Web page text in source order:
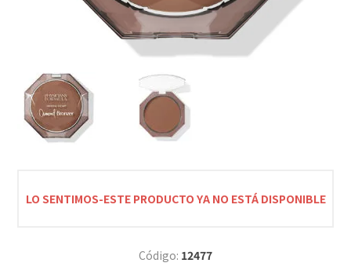
LO SENTIMOS-ESTE PRODUCTO YA NO ESTÁ DISPONIBLE
Código: 12477